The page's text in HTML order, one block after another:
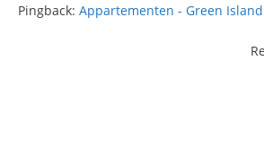
Pingback: Appartementen - Green